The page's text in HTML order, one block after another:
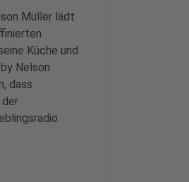
Müller lädt
Küche und
Nelson
dass
der